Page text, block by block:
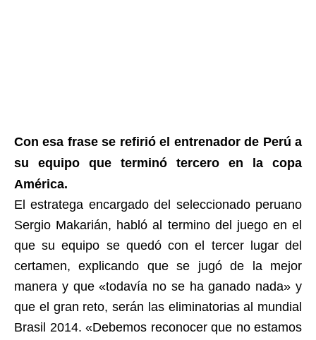
Con esa frase se refirió el entrenador de Perú a
su equipo que terminó tercero en la copa
América.
El estratega encargado del seleccionado peruano
Sergio Makarián, habló al termino del juego en el
que su equipo se quedó con el tercer lugar del
certamen, explicando que se jugó de la mejor
manera y que «todavía no se ha ganado nada» y
que el gran reto, serán las eliminatorias al mundial
Brasil 2014. «Debemos reconocer que no estamos